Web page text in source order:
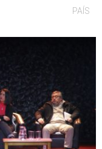
PAÍS